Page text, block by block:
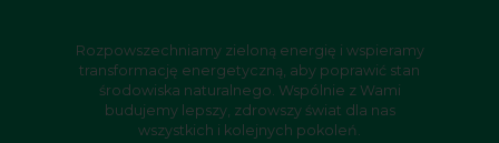
Rozpowszechniamy zieloną energię i wspieramy
transformację energetyczną, aby poprawić stan
środowiska naturalnego. Wspólnie z Wami
budujemy lepszy, zdrowszy świat dla nas
wszystkich i kolejnych pokoleń.